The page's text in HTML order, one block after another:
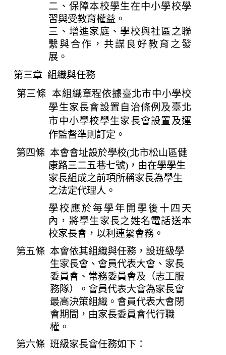
二、保障本校學生在中小學校學
習與受教育權益。
三、增進家庭、學校與社區之聯
繫與合作，共謀良好教育之發
展。
第三章 組織與任務
第三條 本組織章程依據臺北市中小學校
學生家長會設置自治條例及臺北
市中小學校學生家長會設置及運
作監督準則訂定。
第四條 本會會址設於學校(北市松山區健
康路三二五巷七號)，由在學學生
家長組成之前項所稱家長為學生
之法定代理人。
學校應於每學年開學後十四天
內，將學生家長之姓名電話送本
校家長會，以利連繫會務。
第五條 本會依其組織與任務，設班級學
生家長會、會員代表大會、家長
委員會、常務委員會及（志工服
務隊）。會員代表大會為家長會
最高決策組織。會員代表大會閉
會期間，由家長委員會代行職
權。
第六條 班級家長會任務如下：